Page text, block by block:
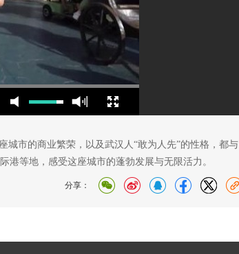
城市的商业繁荣，以及武汉人“敢为人先”的性格，都与
等地，感受这座城市的蓬勃发展与无限活力。
分享：